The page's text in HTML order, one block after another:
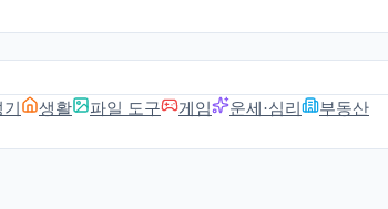
생활 파일 도구 게임 운세·심리
부동산